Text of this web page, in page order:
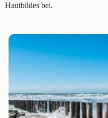
Hautbildes bei.